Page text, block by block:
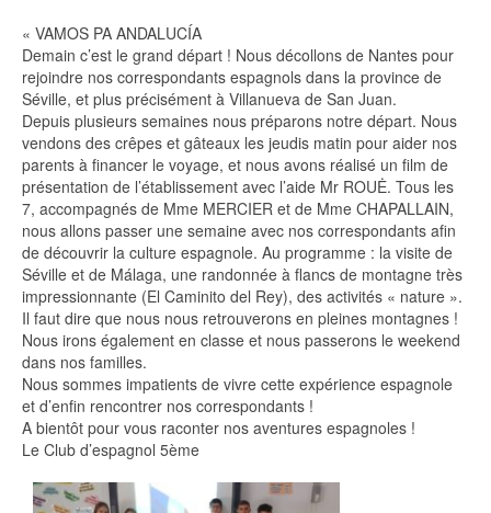
« VAMOS PA ANDALUCÍA
Demain c’est le grand départ ! Nous décollons de Nantes pour
rejoindre nos correspondants espagnols dans la province de
Séville, et plus précisément à Villanueva de San Juan.
Depuis plusieurs semaines nous préparons notre départ. Nous
vendons des crêpes et gâteaux les jeudis matin pour aider nos
parents à financer le voyage, et nous avons réalisé un film de
présentation de l’établissement avec l’aide Mr ROUĖ. Tous les
7, accompagnés de Mme MERCIER et de Mme CHAPALLAIN,
nous allons passer une semaine avec nos correspondants afin
de découvrir la culture espagnole. Au programme : la visite de
Séville et de Málaga, une randonnée à flancs de montagne très
impressionnante (El Caminito del Rey), des activités « nature ».
Il faut dire que nous nous retrouverons en pleines montagnes !
Nous irons également en classe et nous passerons le weekend
dans nos familles.
Nous sommes impatients de vivre cette expérience espagnole
et d’enfin rencontrer nos correspondants !
A bientôt pour vous raconter nos aventures espagnoles !
Le Club d’espagnol 5ème